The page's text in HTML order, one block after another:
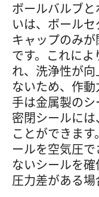
ボールバルブ
いは、ボール
キャップのみ
です。これによ
れ、洗浄性が
ないため、作
手は金属製のシ
密閉シールに
ことができま
ールを空気圧
ないシールを
圧力差がある場